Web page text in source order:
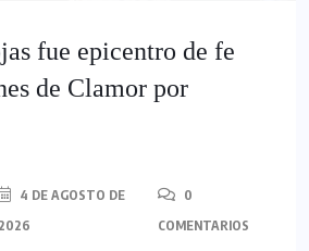
fue epicentro de fe
de Clamor por
4 DE AGOSTO DE
2026
0
COMENTARIOS